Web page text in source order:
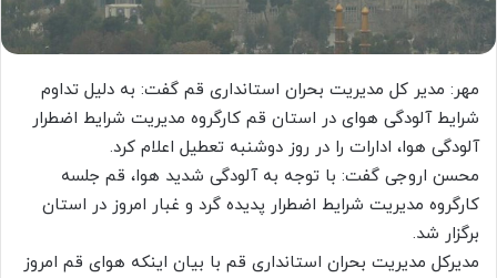
مهر: مدیر کل مدیریت بحران استانداری قم گفت: به دلیل تداوم
شرایط آلودگی هوای در استان قم کارگروه مدیریت شرایط اضطرار
آلودگی هوا، ادارات را در روز دوشنبه تعطیل اعلام کرد.
محسن اروجی گفت: با توجه به آلودگی شدید هوا، قم جلسه
کارگروه مدیریت شرایط اضطرار پدیده گرد و غبار امروز در استان
برگزار شد.
مدیرکل مدیریت بحران استانداری قم با بیان اینکه هوای قم امروز